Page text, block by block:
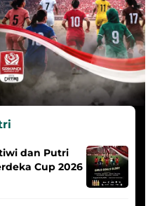
dan Putri
Cup 2026